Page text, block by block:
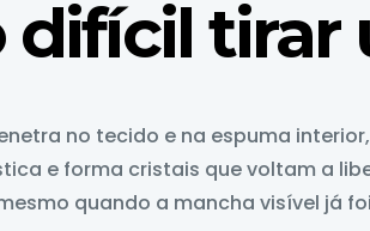
difícil
no tecido e na espuma
e forma cristais que voltam a
quando a mancha visível já